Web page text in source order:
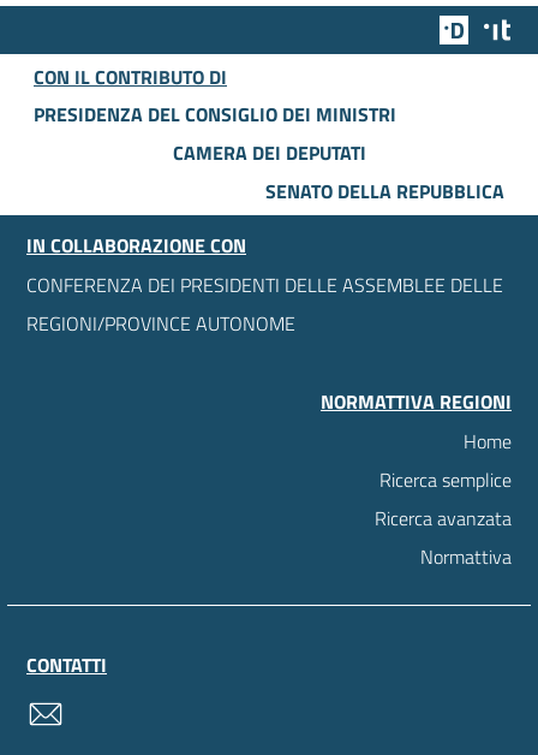
Team
CON IL CONTRIBUTO DI
PRESIDENZA DEL CONSIGLIO DEI MINISTRI
CAMERA DEI DEPUTATI
SENATO DELLA REPUBBLICA
IN COLLABORAZIONE CON
CONFERENZA DEI PRESIDENTI DELLE ASSEMBLEE DELLE
REGIONI/PROVINCE AUTONOME
NORMATTIVA REGIONI
Home
Ricerca semplice
Ricerca avanzata
Normattiva
CONTATTI